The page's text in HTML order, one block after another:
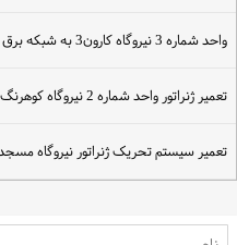
واحد شماره 3 نیروگاه کارون3 به شبکه برق کشور پیوست
تعمیر ژنراتور واحد شماره 2 نیروگاه کوهرنگ با موفقیت انجام شد
تعمیر سیستم تحریک ژنراتور نیروگاه مسجد